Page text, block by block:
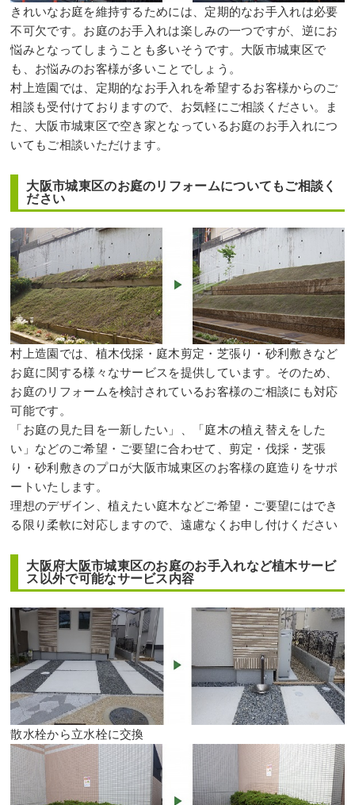
きれいなお庭を維持するためには、定期的なお手入れは必要
不可欠です。お庭のお手入れは楽しみの一つですが、逆にお
悩みとなってしまうことも多いそうです。大阪市城東区で
も、お悩みのお客様が多いことでしょう。
村上造園では、定期的なお手入れを希望するお客様からのご
相談も受付けておりますので、お気軽にご相談ください。ま
た、大阪市城東区で空き家となっているお庭のお手入れにつ
いてもご相談いただけます。
大阪市城東区のお庭のリフォームについてもご相談く
ださい
村上造園では、植木伐採・庭木剪定・芝張り・砂利敷きなど
お庭に関する様々なサービスを提供しています。そのため、
お庭のリフォームを検討されているお客様のご相談にも対応
可能です。
「お庭の見た目を一新したい」、「庭木の植え替えをした
い」などのご希望・ご要望に合わせて、剪定・伐採・芝張
り・砂利敷きのプロが大阪市城東区のお客様の庭造りをサポ
ートいたします。
理想のデザイン、植えたい庭木などご希望・ご要望にはでき
る限り柔軟に対応しますので、遠慮なくお申し付けください
大阪府大阪市城東区のお庭のお手入れなど植木サービ
ス以外で可能なサービス内容
散水栓から立水栓に交換